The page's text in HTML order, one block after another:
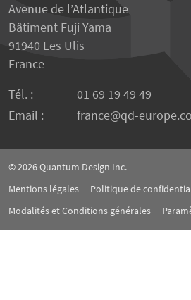
Avenue de l’Atlantique
Bâtiment Fuji Yama
91940 Les Ulis
France
Tél. :
01 69 19 49 49
Email :
france qd-
© 2026Quantum Design Inc.
Mentions légales
Politique de
Modalités et Conditions générales